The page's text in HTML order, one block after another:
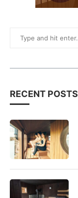
RECENT POSTS